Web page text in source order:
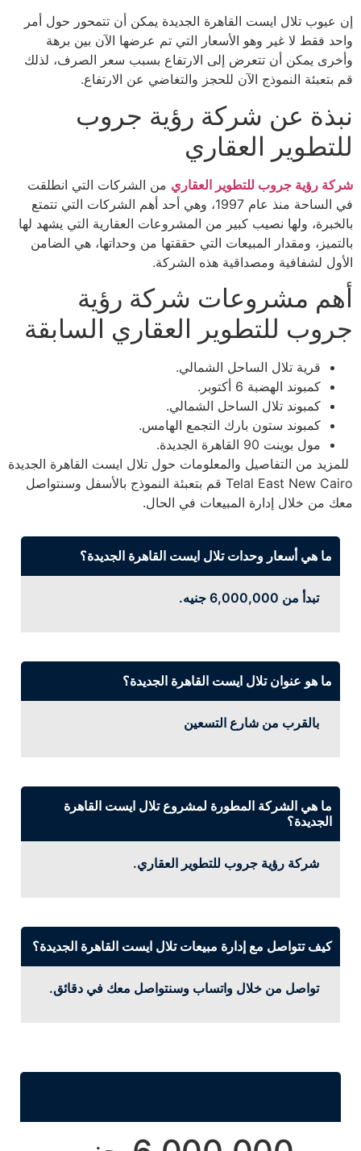
إن عيوب تلال ايست القاهرة الجديدة يمكن أن تتمحور حول أمر
واحد فقط لا غير وهو الأسعار التي تم عرضها الآن بين برهة
وأخرى يمكن أن تتعرض إلى الارتفاع بسبب سعر الصرف، لذلك
قم بتعبئة النموذج الآن للحجز والتغاضي عن الارتفاع.
نبذة عن شركة رؤية جروب
للتطوير العقاري
شركة رؤية جروب للتطوير العقاري من الشركات التي انطلقت
في الساحة منذ عام 1997، وهي أحد أهم الشركات التي تتمتع
بالخبرة، ولها نصيب كبير من المشروعات العقارية التي يشهد لها
بالتميز، ومقدار المبيعات التي حققتها من وحداتها، هي الضامن
الأول لشفافية ومصداقية هذه الشركة.
أهم مشروعات شركة رؤية
جروب للتطوير العقاري السابقة
قرية تلال الساحل الشمالي.
كمبوند الهضبة 6 أكتوبر.
كمبوند تلال الساحل الشمالي.
كمبوند ستون بارك التجمع الهامس.
مول بوينت 90 القاهرة الجديدة.
للمزيد من التفاصيل والمعلومات حول تلال ايست القاهرة الجديدة
Telal East New Cairo قم بتعبئة النموذج بالأسفل وسنتواصل
معك من خلال إدارة المبيعات في الحال.
ما هي أسعار وحدات تلال ايست القاهرة الجديدة؟
تبدأ من 6,000,000 جنيه.
ما هو عنوان تلال ايست القاهرة الجديدة؟
بالقرب من شارع التسعين
ما هي الشركة المطورة لمشروع تلال ايست القاهرة
الجديدة؟
شركة رؤية جروب للتطوير العقاري.
كيف تتواصل مع إدارة مبيعات تلال ايست القاهرة الجديدة؟
تواصل من خلال واتساب وسنتواصل معك في دقائق.